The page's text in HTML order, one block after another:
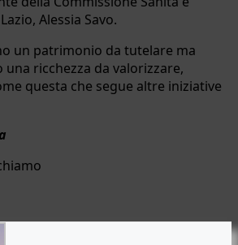
Alessia Savo.
un patrimonio da tutelare ma
ricchezza da valorizzare,
questa che segue altre iniziative